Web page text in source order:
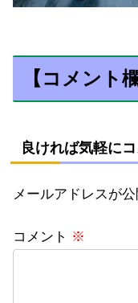
【コメント欄
良ければ気軽に
メールアドレスが
コメント ※